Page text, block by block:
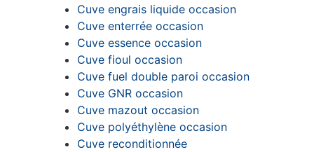
Cuve engrais liquide occasion
Cuve enterrée occasion
Cuve essence occasion
Cuve fioul occasion
Cuve fuel double paroi occasion
Cuve GNR occasion
Cuve mazout occasion
Cuve polyéthylène occasion
Cuve reconditionnée